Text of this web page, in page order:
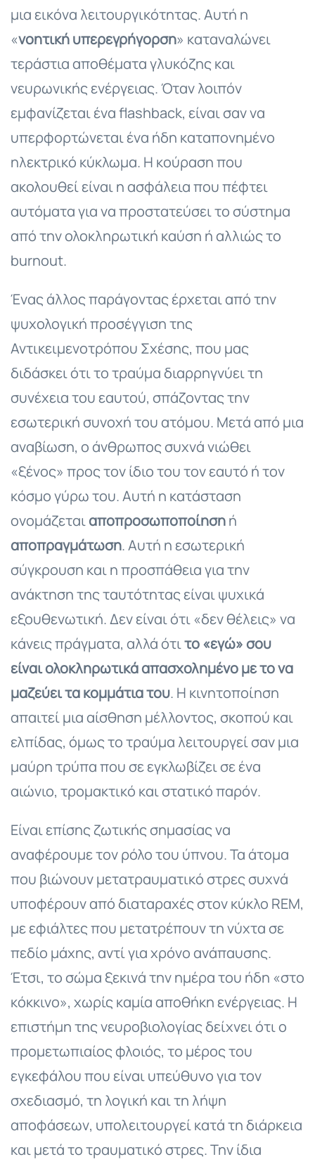
μια εικόνα λειτουργικότητας. Αυτή η
«νοητική υπερεγρήγορση» καταναλώνει
τεράστια αποθέματα γλυκόζης και
νευρωνικής ενέργειας. Όταν λοιπόν
εμφανίζεται ένα flashback, είναι σαν να
υπερφορτώνεται ένα ήδη καταπονημένο
ηλεκτρικό κύκλωμα. Η κούραση που
ακολουθεί είναι η ασφάλεια που πέφτει
αυτόματα για να προστατεύσει το σύστημα
από την ολοκληρωτική καύση ή αλλιώς το
burnout.
Ένας άλλος παράγοντας έρχεται από την
ψυχολογική προσέγγιση της
Αντικειμενοτρόπου Σχέσης, που μας
διδάσκει ότι το τραύμα διαρρηγνύει τη
συνέχεια του εαυτού, σπάζοντας την
εσωτερική συνοχή του ατόμου. Μετά από μια
αναβίωση, ο άνθρωπος συχνά νιώθει
«ξένος» προς τον ίδιο του τον εαυτό ή τον
κόσμο γύρω του. Αυτή η κατάσταση
ονομάζεταιαποπροσωποποίησηή
αποπραγμάτωση. Αυτή η εσωτερική
σύγκρουση και η προσπάθεια για την
ανάκτηση της ταυτότητας είναι ψυχικά
εξουθενωτική. Δεν είναι ότι «δεν θέλεις» να
κάνεις πράγματα, αλλά ότιτο «εγώ» σου
είναι ολοκληρωτικά απασχολημένο με το να
μαζεύει τα κομμάτια του. Η κινητοποίηση
απαιτεί μια αίσθηση μέλλοντος, σκοπού και
ελπίδας, όμως το τραύμα λειτουργεί σαν μια
μαύρη τρύπα που σε εγκλωβίζει σε ένα
αιώνιο, τρομακτικό και στατικό παρόν.
Είναι επίσης ζωτικής σημασίας να
αναφέρουμε τον ρόλο του ύπνου. Τα άτομα
που βιώνουν μετατραυματικό στρες συχνά
υποφέρουν από διαταραχές στον κύκλο REM,
με εφιάλτες που μετατρέπουν τη νύχτα σε
πεδίο μάχης, αντί για χρόνο ανάπαυσης.
Έτσι, το σώμα ξεκινά την ημέρα του ήδη «στο
κόκκινο», χωρίς καμία αποθήκη ενέργειας. Η
επιστήμη της νευροβιολογίας δείχνει ότι ο
προμετωπιαίος φλοιός, το μέρος του
εγκεφάλου που είναι υπεύθυνο για τον
σχεδιασμό, τη λογική και τη λήψη
αποφάσεων, υπολειτουργεί κατά τη διάρκεια
και μετά το τραυματικό στρες. Την ίδια